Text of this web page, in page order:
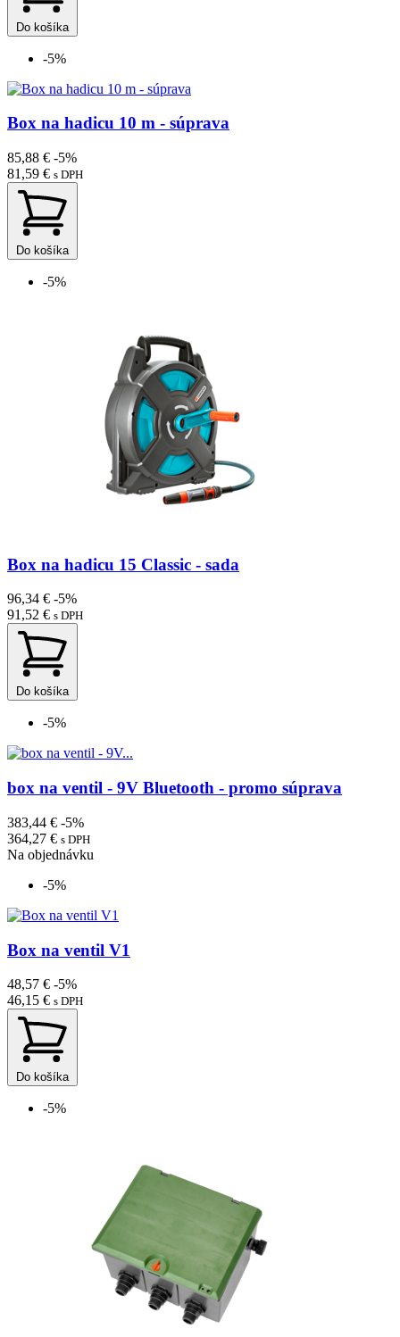
Do košíka
-5%
Box na hadicu 10 m - súprava
85,88 € -5%
81,59 € s DPH
Do košíka
-5%
Box na hadicu 15 Classic - sada
96,34 € -5%
91,52 € s DPH
Do košíka
-5%
box na ventil - 9V Bluetooth - promo súprava
383,44 € -5%
364,27 € s DPH
Na objednávku
-5%
Box na ventil V1
48,57 € -5%
46,15 € s DPH
Do košíka
-5%